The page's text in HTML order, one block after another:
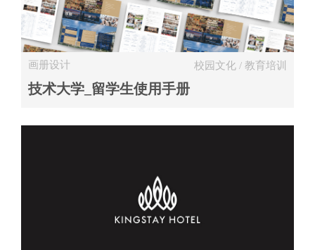
画册设计 校园文化 / 教育培训
技术大学_留学生使用手册